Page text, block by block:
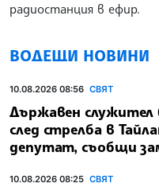
радиостанция в ефир.
ВОДЕЩИ НОВИНИ
10.08.2026 08:56 СВЯТ
Държавен служител
след стрелба в
депутат, съобщи
10.08.2026 08:25 СВЯТ